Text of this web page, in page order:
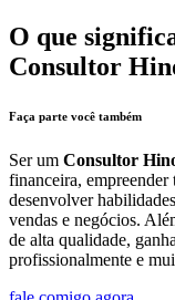
O que
Consultor
Faça parte você também
Ser um Consultor
financeira,
desenvolver
vendas e negócios.
de alta qualidade,
profissionalmente e